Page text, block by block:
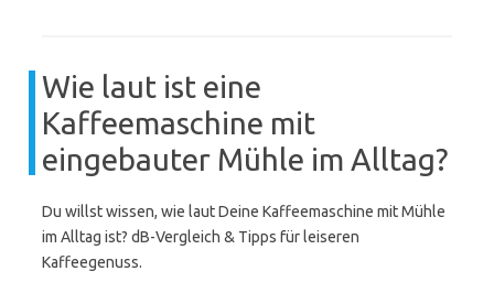
Wie laut ist eine
Kaffeemaschine mit
eingebauter Mühle im Alltag?
Du willst wissen, wie laut Deine Kaffeemaschine mit Mühle
im Alltag ist? dB-Vergleich & Tipps für leiseren
Kaffeegenuss.